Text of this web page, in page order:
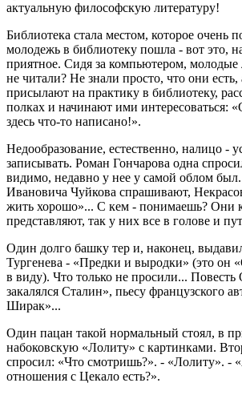
актуальную философскую литературу!
Библиотека стала местом, которое очень
молодежь в библиотеку пошла - вот это,
приятное. Сидя за компьютером,
не читали? Не знали просто, что они
присылают на практику в библиотеку,
полках и начинают ими интересоваться:
здесь что-то написано!».
Недообразование, естественно, налицо -
записывать. Роман Гончарова одна
видимо, недавно у нее у самой облом
Ивановича Чуйкова спрашивают,
жить хорошо»... С кем - понимаешь? Они
представляют, так у них все в голове и
Один долго башку тер и, наконец,
Тургенева - «Предки и выродки» (это он
в виду). Что только не просили... Повесть
закалялся Сталин», пьесу французского
Ширак»...
Один пацан такой нормальный стоял, в
набоковскую «Лолиту» с картинками.
спросил: «Что смотришь?». - «Лолиту». -
отношения с Цекало есть?».